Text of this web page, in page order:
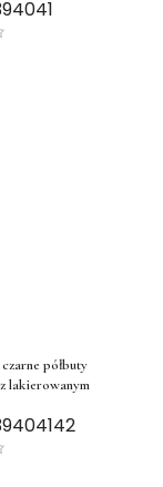
4041
półbuty
lakierowanym
404142